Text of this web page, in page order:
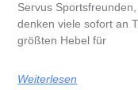
Servus
denken viele sofort an
größten Hebel für
Weiterlesen